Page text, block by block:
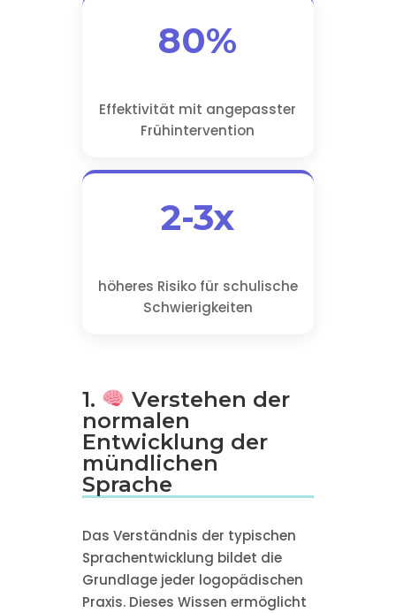
80%
Effektivität mit angepasster
Frühintervention
2-3x
höheres Risiko für schulische
Schwierigkeiten
1.
Verstehen der
normalen
Entwicklung der
mündlichen
Sprache
Das Verständnis der typischen
Sprachentwicklung bildet die
Grundlage jeder logopädischen
Praxis. Dieses Wissen ermöglicht